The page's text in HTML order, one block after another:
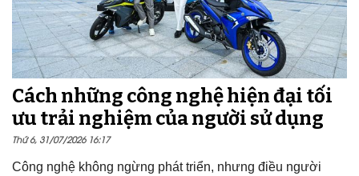
Cách những công nghệ hiện đại tối
ưu trải nghiệm của người sử dụng
Thứ 6, 31/07/2026 16:17
Công nghệ không ngừng phát triển, nhưng điều người